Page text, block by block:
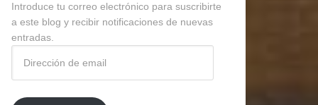
Introduce tu correo electrónico para suscribirte
a este blog y recibir notificaciones de nuevas
entradas.
email